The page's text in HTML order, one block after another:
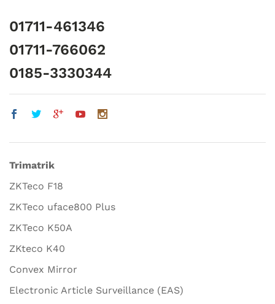
01711-461346
01711-766062
0185-3330344
Trimatrik
ZKTeco F18
ZKTeco uface800 Plus
ZKTeco K50A
ZKteco K40
Convex Mirror
Electronic Article Surveillance (EAS)